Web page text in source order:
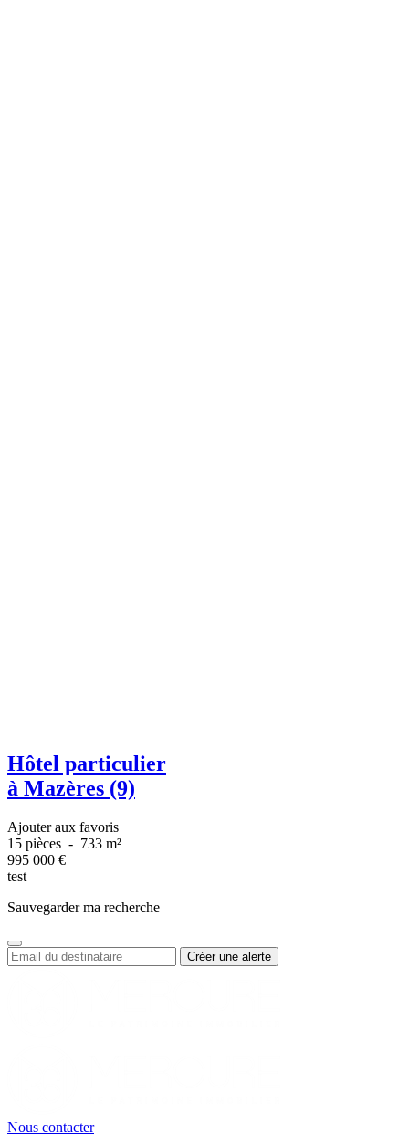
Hôtel particulier
à Mazères (9)
Ajouter aux favoris
15 pièces - 733 m²
995 000 €
test
Sauvegarder ma recherche
Nous contacter